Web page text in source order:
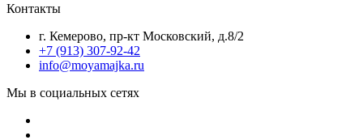
Контакты
г. Кемерово, пр-кт Московский, д.8/2
+7 (913) 307-92-42
info@moyamajka.ru
Мы в социальных сетях